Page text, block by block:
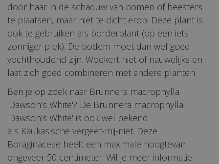
door haar in de schaduw van bomen of heesters
te plaatsen, maar niet te dicht erop. Deze plant is
ook te gebruiken als borderplant (op een iets
zonniger plek). De bodem moet dan wel goed
vochthoudend zijn. Woekert niet of nauwelijks en
laat zich goed combineren met andere planten.
Ben je op zoek naar Brunnera macrophylla
'Dawson's White'? De Brunnera macrophylla
'Dawson's White' is ook wel bekend
als Kaukasische vergeet-mij-niet. Deze
Boraginaceae heeft een maximale hoogtevan
ongeveer 50 centimeter. Wil je meer informatie